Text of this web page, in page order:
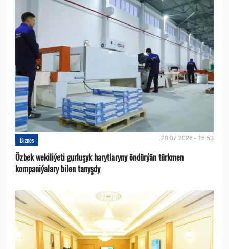
Biznes 28.07.2026 - 16:53
Özbek wekiliýeti gurluşyk harytlaryny öndürýän türkmen
kompaniýalary bilen tanyşdy